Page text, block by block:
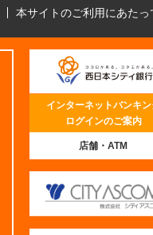
本サイトのご利用にあたっ
インターネットバンキン
ログインのご案内
店舗・ATM